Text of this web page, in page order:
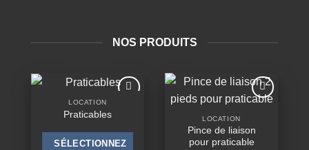
NOS PRODUITS
LOCATION
Praticables
SÉLECTIONNEZ
wishlist
LOCATION
Pince de liaison
pour praticable